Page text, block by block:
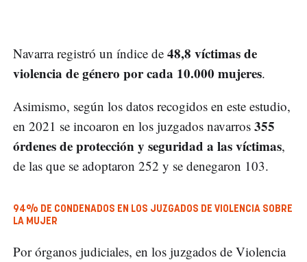
Navarra registró un índice de 48,8 víctimas de
violencia de género por cada 10.000 mujeres.
Asimismo, según los datos recogidos en este estudio,
en 2021 se incoaron en los juzgados navarros 355
órdenes de protección y seguridad a las víctimas,
de las que se adoptaron 252 y se denegaron 103.
94% DE CONDENADOS EN LOS JUZGADOS DE VIOLENCIA SOBRE
LA MUJER
Por órganos judiciales, en los juzgados de Violencia